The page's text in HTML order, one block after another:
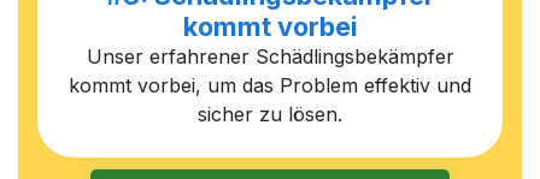
kommt vorbei
Unser erfahrener Schädlingsbekämpfer
kommt vorbei, um das Problem effektiv und
sicher zu lösen.